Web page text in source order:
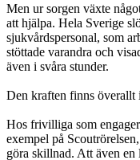
Men ur sorgen växte
att hjälpa. Hela Sverige
sjukvårdspersonal, som
stöttade varandra och
även i svåra stunder.
Den kraften finns överallt
Hos frivilliga som
exempel på
göra skillnad. Att även